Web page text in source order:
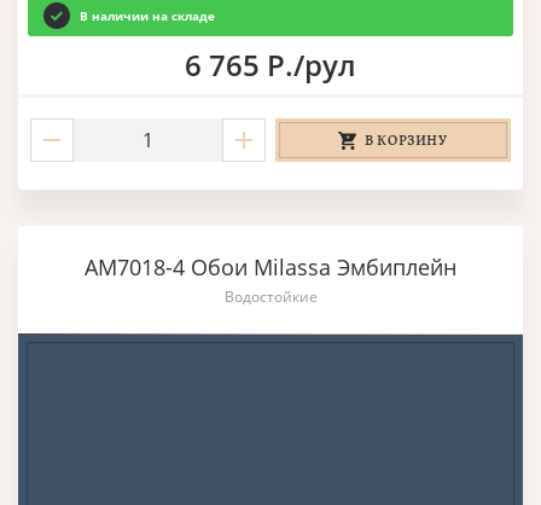
В наличии на складе
6 765 Р./рул
В КОРЗИНУ
AM7018-4 Обои Milassa Эмбиплейн
Водостойкие